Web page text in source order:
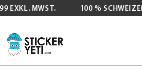
MWST. 100 % SCHWEIZER
Zum
Inhalt
springen